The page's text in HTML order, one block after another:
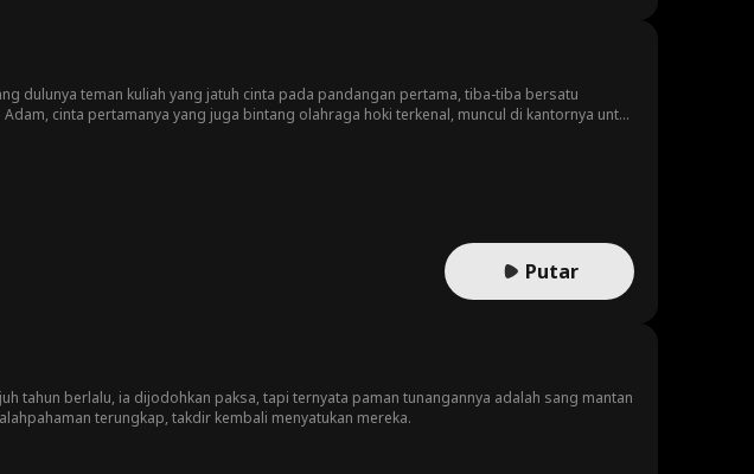
dulunya teman kuliah yang jatuh cinta pada pandangan pertama, tiba-tiba bersatu
cinta pertamanya yang juga bintang olahraga hoki terkenal, muncul di kantornya untuk
Putar
tahun berlalu, ia dijodohkan paksa, tapi ternyata paman tunangannya adalah sang mantan
terungkap, takdir kembali menyatukan mereka.